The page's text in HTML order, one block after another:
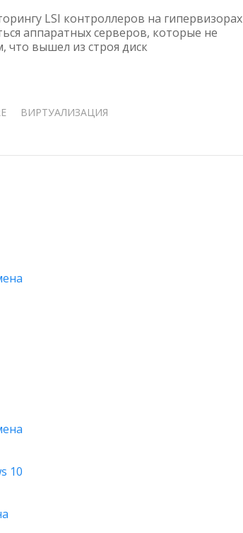
LSI контроллеров на гипервизорах
аппаратных серверов, которые не
что вышел из строя диск
ВИРТУАЛИЗАЦИЯ
10